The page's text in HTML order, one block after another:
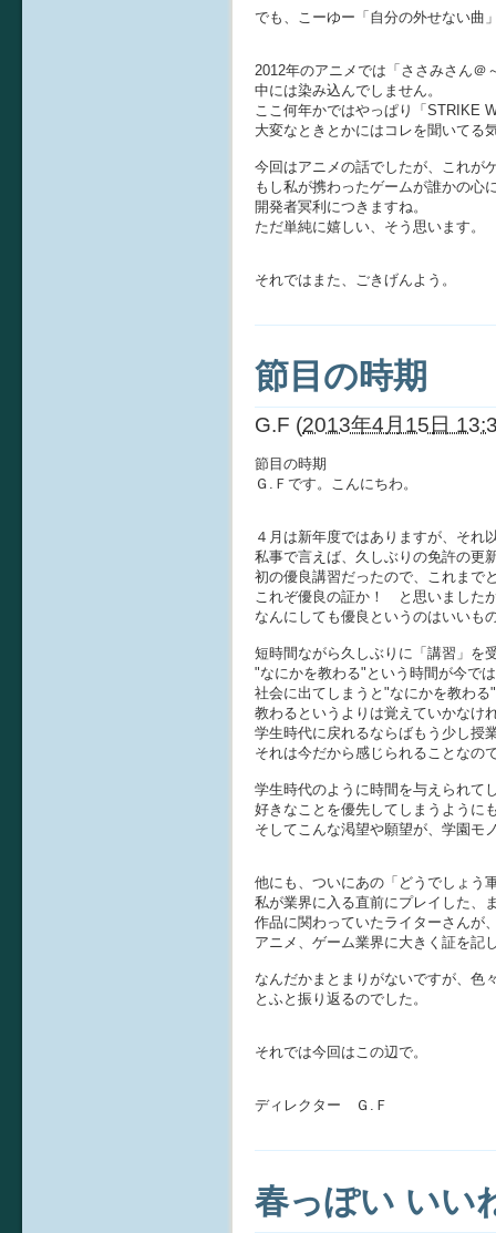
でも、こーゆー「自分の外せない曲
2012年のアニメでは「ささみさん
中には染み込んでしません。
ここ何年かではやっぱり「STRIKE
大変なときとかにはコレを聞いてる
今回はアニメの話でしたが、これが
もし私が携わったゲームが誰かの心
開発者冥利につきますね。
ただ単純に嬉しい、そう思います。
それではまた、ごきげんよう。
節目の時期
G.F (2013年4月15日
節目の時期
Ｇ.Ｆです。こんにちわ。
４月は新年度ではありますが、それ
私事で言えば、久しぶりの免許の更
初の優良講習だったので、これまで
これぞ優良の証か！ と思いました
なんにしても優良というのはいいも
短時間ながら久しぶりに「講習」を
"なにかを教わる"という時間が今で
社会に出てしまうと"なにかを教わ
教わるというよりは覚えていかなけ
学生時代に戻れるならばもう少し授
それは今だから感じられることなの
学生時代のように時間を与えられて
好きなことを優先してしまうように
そしてこんな渇望や願望が、学園モ
他にも、ついにあの「どうでしょう
私が業界に入る直前にプレイした、
作品に関わっていたライターさんが
アニメ、ゲーム業界に大きく証を記
なんだかまとまりがないですが、色
とふと振り返るのでした。
それでは今回はこの辺で。
ディレクター Ｇ.Ｆ
春っぽい いい